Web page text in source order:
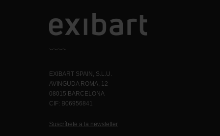
EXIBART SPAIN, S.L.U.
AVINGUDA ROMA, 12
08015 BARCELONA
CIF: B06956841
Suscríbete a la newsletter